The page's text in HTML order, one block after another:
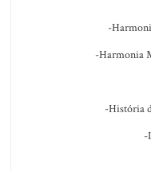
-
-Harmonia
-História
-